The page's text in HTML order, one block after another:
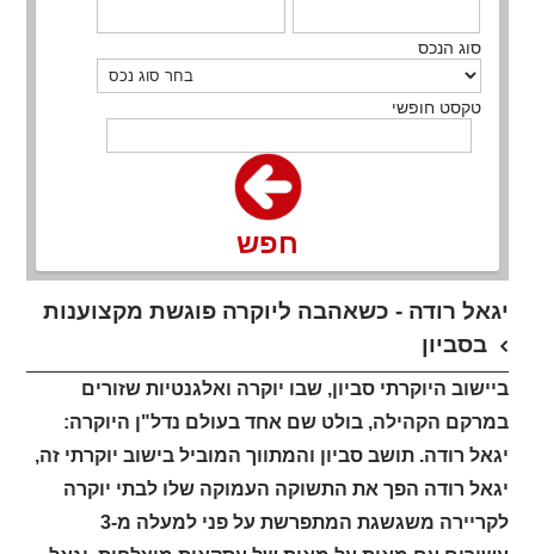
סוג הנכס
טקסט חופשי
חפש
יגאל רודה - כשאהבה ליוקרה פוגשת מקצוענות
בסביון
ביישוב היוקרתי סביון, שבו יוקרה ואלגנטיות שזורים
במרקם הקהילה, בולט שם אחד בעולם נדל"ן היוקרה:
יגאל רודה. תושב סביון והמתווך המוביל בישוב יוקרתי זה,
יגאל רודה הפך את התשוקה העמוקה שלו לבתי יוקרה
לקריירה משגשגת המתפרשת על פני למעלה מ-3